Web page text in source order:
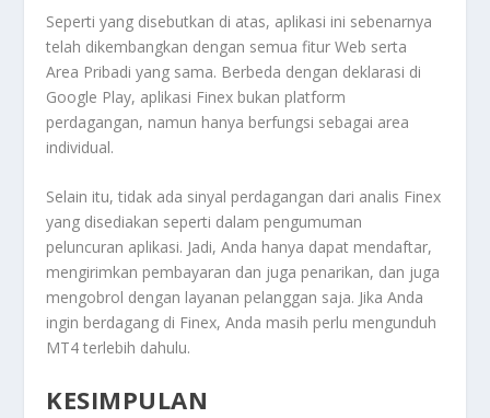
Seperti yang disebutkan di atas, aplikasi ini sebenarnya
telah dikembangkan dengan semua fitur Web serta
Area Pribadi yang sama. Berbeda dengan deklarasi di
Google Play, aplikasi Finex bukan platform
perdagangan, namun hanya berfungsi sebagai area
individual.
Selain itu, tidak ada sinyal perdagangan dari analis Finex
yang disediakan seperti dalam pengumuman
peluncuran aplikasi. Jadi, Anda hanya dapat mendaftar,
mengirimkan pembayaran dan juga penarikan, dan juga
mengobrol dengan layanan pelanggan saja. Jika Anda
ingin berdagang di Finex, Anda masih perlu mengunduh
MT4 terlebih dahulu.
KESIMPULAN